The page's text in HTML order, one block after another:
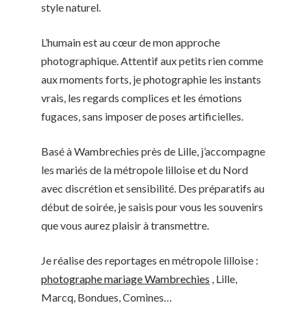
style naturel.
L’humain est au cœur de mon approche
photographique. Attentif aux petits rien comme
aux moments forts, je photographie les instants
vrais, les regards complices et les émotions
fugaces, sans imposer de poses artificielles.
Basé à Wambrechies près de Lille, j’accompagne
les mariés de la métropole lilloise et du Nord
avec discrétion et sensibilité. Des préparatifs au
début de soirée, je saisis pour vous les souvenirs
que vous aurez plaisir à transmettre.
Je réalise des reportages en métropole lilloise :
photographe mariage Wambrechies , Lille,
Marcq, Bondues, Comines…